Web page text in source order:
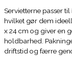
Servietterne passer
hvilket gør dem
x 24 cm og giver en
holdbarhed.
driftstid og færre